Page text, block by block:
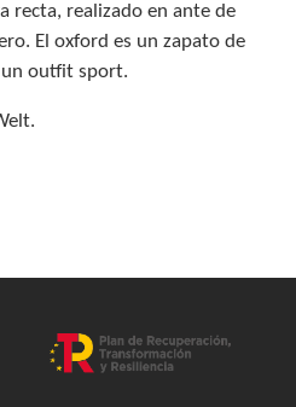
recta, realizado en ante de
El oxford es un zapato de
un outfit sport.